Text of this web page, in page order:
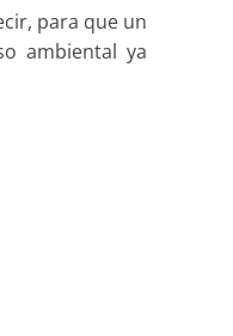
para que un
ambiental ya